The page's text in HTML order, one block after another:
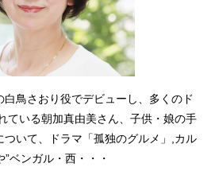
白鳥さおり役でデビューし、多くのド
ている朝加真由美さん、子供・娘の手
いて、ドラマ「孤独のグルメ」,カル
”ベンガル・西・・・